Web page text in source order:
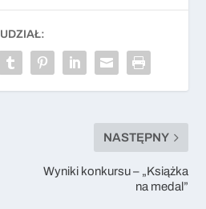
UDZIAŁ:
NASTĘPNY
Wyniki konkursu – „Książka
na medal”